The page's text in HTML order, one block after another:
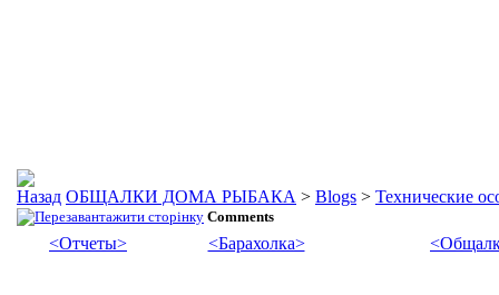
ОБЩАЛКИ ДОМА РЫБАКА > Blogs > Технические
Comments
<Отчеты> <Барахолка>